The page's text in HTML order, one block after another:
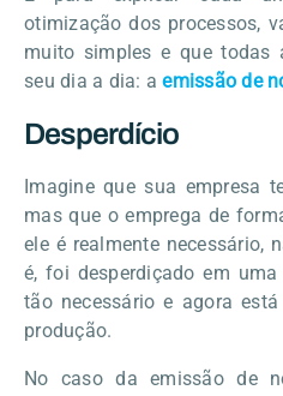
otimização dos processos,
muito simples e que todas
seu dia a dia: aemissão de
Desperdício
Imagine que sua empresa
mas que o emprega de
ele é realmente necessário,
é, foi desperdiçado em
tão necessário e agora
produção.
No caso da emissão de